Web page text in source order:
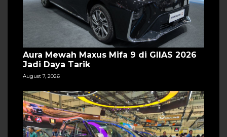
Aura Mewah Maxus Mifa 9 di GIIAS 2026
Jadi Daya Tarik
August 7, 2026